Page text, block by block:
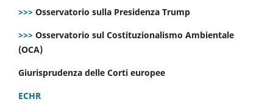
>>> Osservatorio sulla Presidenza Trump
>>> Osservatorio sul Costituzionalismo Ambientale
(OCA)
Giurisprudenza delle Corti europee
ECHR